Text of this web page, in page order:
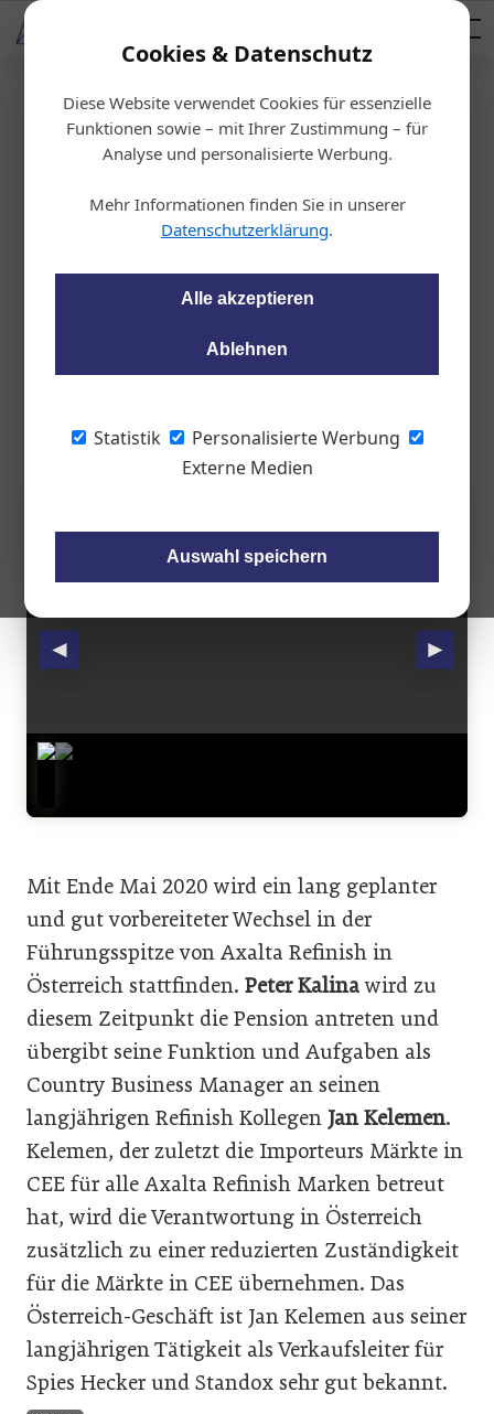
Cookies & Datenschutz
Diese Website verwendet Cookies für essenzielle
Funktionen sowie – mit Ihrer Zustimmung – für
Analyse und personalisierte Werbung.
Mehr Informationen finden Sie in unserer
Datenschutzerklärung.
Alle akzeptieren
Ablehnen
Statistik
Personalisierte Werbung
Externe Medien
Auswahl speichern
AUTOMOTIVE SERVICES
AUTOMOTIVE AKADEMIE
Podcast
Startseite/Allgemein
Führungswechsel be
i Axalta
Peter Kalina übergibt das Führungszepter
und wechselt in die Pension.
◄ ►
Mit Ende Mai 2020 wird ein lang geplanter
und gut vorbereiteter Wechsel in der
Führungsspitze von Axalta Refinish in
Österreich stattfinden. Peter Kalinawird zu
diesem Zeitpunkt die Pension antreten und
übergibt seine Funktion und Aufgaben als
Country Business Manager an seinen
langjährigen Refinish Kollegen Jan Kelemen.
Kelemen, der zuletzt die Importeurs Märkte in
CEE für alle Axalta Refinish Marken betreut
hat, wird die Verantwortung in Österreich
zusätzlich zu einer reduzierten Zuständigkeit
für die Märkte in CEE übernehmen. Das
Österreich-Geschäft ist Jan Kelemen aus seiner
langjährigen Tätigkeit als Verkaufsleiter für
Spies Hecker und Standox sehr gut bekannt.